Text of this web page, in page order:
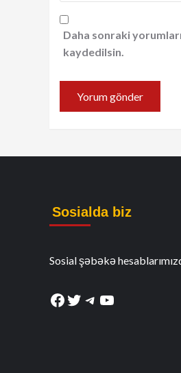
Daha sonraki
kaydedilsin.
Sosialda biz
Sosial şəbəkə
Facebook
Twitter
Telegram
YouTube